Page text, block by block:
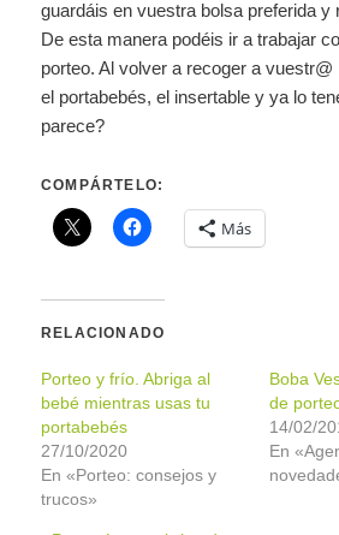
guardáis en vuestra bolsa preferida y
De esta manera podéis ir a trabajar
porteo. Al volver a recoger a
el portabebés, el insertable y ya lo
parece?
COMPÁRTELO:
Más
RELACIONADO
Porteo y frío. Abriga al
bebé mientras usas tu
portabebés
27/10/2020
En «Porteo: consejos y
trucos»
Boba
de
14/02/
En